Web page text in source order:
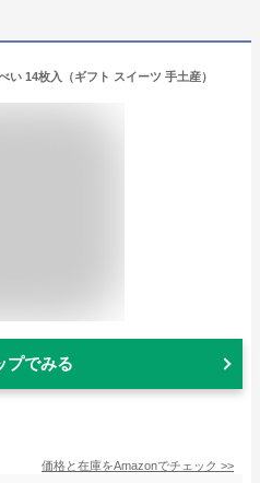
い 14枚入（ギフト スイーツ 手土産）
プでみる
価格と在庫をAmazonでチェック >>